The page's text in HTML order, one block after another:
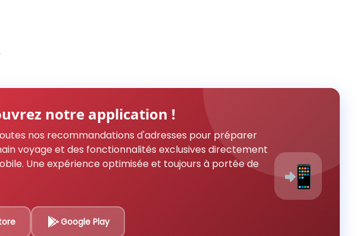
notre application !
nos recommandations d'adresses pour préparer
voyage et des fonctionnalités exclusives directement
Une expérience optimisée et toujours à portée de
Google Play
📲